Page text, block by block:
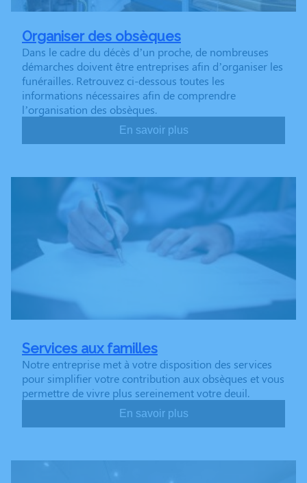
Organiser des obsèques
Dans le cadre du décès d’un proche, de nombreuses
démarches doivent être entreprises afin d’organiser les
funérailles. Retrouvez ci-dessous toutes les
informations nécessaires afin de comprendre
l’organisation des obsèques.
En savoir plus
Services aux familles
Notre entreprise met à votre disposition des services
pour simplifier votre contribution aux obsèques et vous
permettre de vivre plus sereinement votre deuil.
En savoir plus